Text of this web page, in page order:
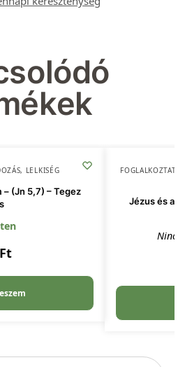
, LELKISÉG
(Jn 5,7) – Tegez
Ft
Jézus és a